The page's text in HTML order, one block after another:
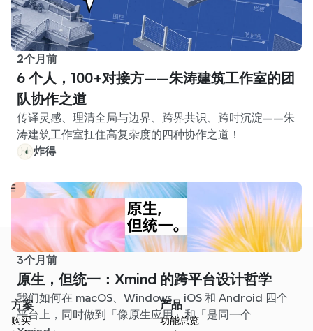
2个月前
6 个人，100+对接方——朱涛建筑工作室的团
队协作之道
传译灵感、理清全局与边界、跨界共识、跨时沉淀——朱
涛建筑工作室扛住高复杂度的四种协作之道！
炸得
3个月前
原生，但统一：Xmind 的跨平台设计哲学
我们如何在 macOS、Windows、iOS 和 Android 四个
平台上，同时做到「像原生应用」和「是同一个
方案
购买
产品
功能总览